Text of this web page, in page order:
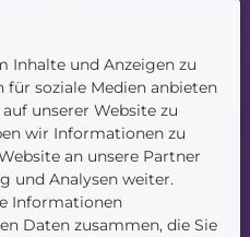
Inhalte und Anzeigen zu
für soziale Medien anbieten
unserer Website zu
wir Informationen zu
an unsere Partner
und Analysen weiter.
Informationen
Daten zusammen, die Sie